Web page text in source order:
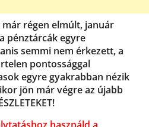
régen elmúlt, január
pénztárcák egyre
semmi nem érkezett, a
pontossággal
egyre gyakrabban nézik
jön már végre az újabb